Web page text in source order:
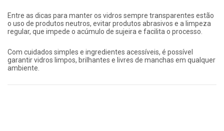
Entre as dicas para manter os vidros sempre transparentes estão
o uso de produtos neutros, evitar produtos abrasivos e a limpeza
regular, que impede o acúmulo de sujeira e facilita o processo.
Com cuidados simples e ingredientes acessíveis, é possível
garantir vidros limpos, brilhantes e livres de manchas em qualquer
ambiente.